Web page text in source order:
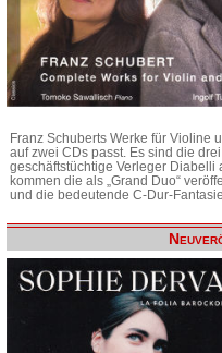
Franz Schuberts Werke für Violine
auf zwei CDs passt. Es sind die
geschäftstüchtige Verleger Diabelli
kommen die als „Grand Duo“
und die bedeutende C-Dur-